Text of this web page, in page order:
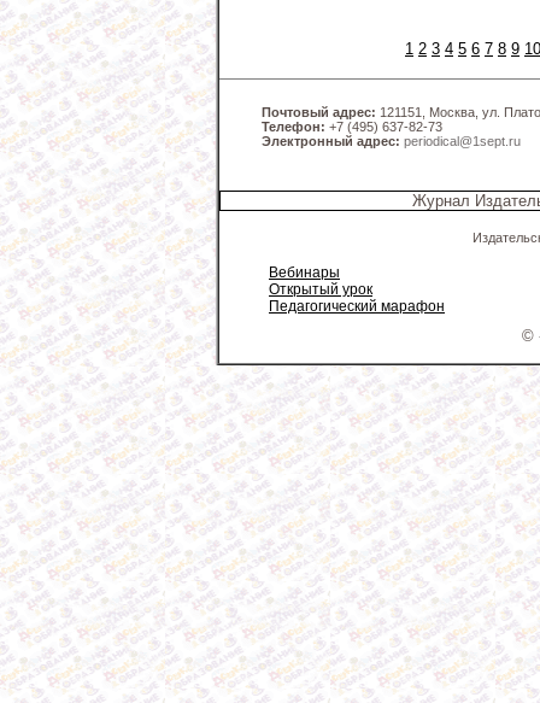
1 2 3 4 5 6 7 8 9 10
Почтовый адрес: 121151, Москва, ул.
Телефон: +7 (495) 637-82-73
Электронный адрес: periodical@1sept.ru
Журнал
Вебинары
Открытый урок
Педагогический марафон
©